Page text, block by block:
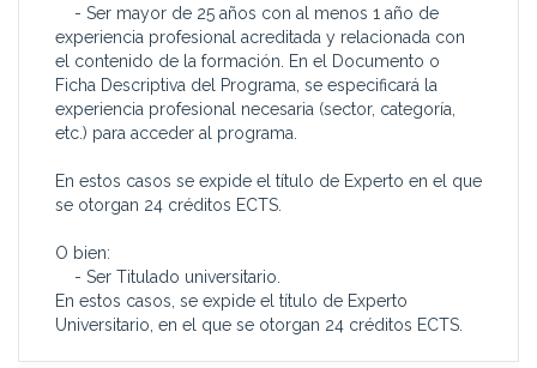
- Ser mayor de 25 años con al menos 1 año de
experiencia profesional acreditada y relacionada con
el contenido de la formación. En el Documento o
Ficha Descriptiva del Programa, se especificará la
experiencia profesional necesaria (sector, categoría,
etc.) para acceder al programa.
En estos casos se expide el título de Experto en el que
se otorgan 24 créditos ECTS.
O bien:
- Ser Titulado universitario.
En estos casos, se expide el título de Experto
Universitario, en el que se otorgan 24 créditos ECTS.